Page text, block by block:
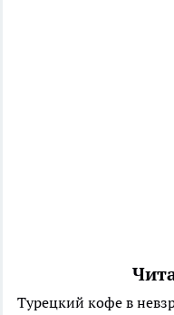
Турецкий кофе в